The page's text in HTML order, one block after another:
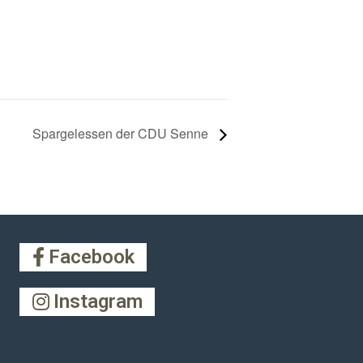
Spargelessen der CDU Senne
Facebook
Instagram